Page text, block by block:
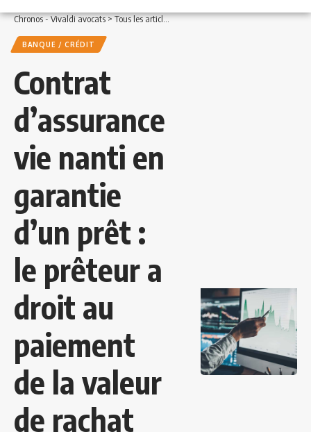
Chronos - Vivaldi avocats>Tous les articles >Banque / Crédit>Contrat
BANQUE / CRÉDIT
Contrat
d’assurance
vie nanti en
garantie
d’un prêt :
le prêteur a
droit au
paiement
de la valeur
de rachat